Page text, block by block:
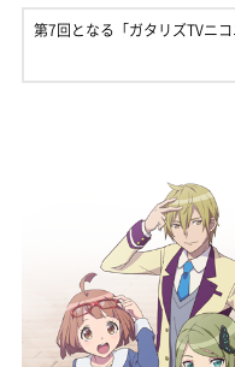
第7回となる「ガタリズTVニ